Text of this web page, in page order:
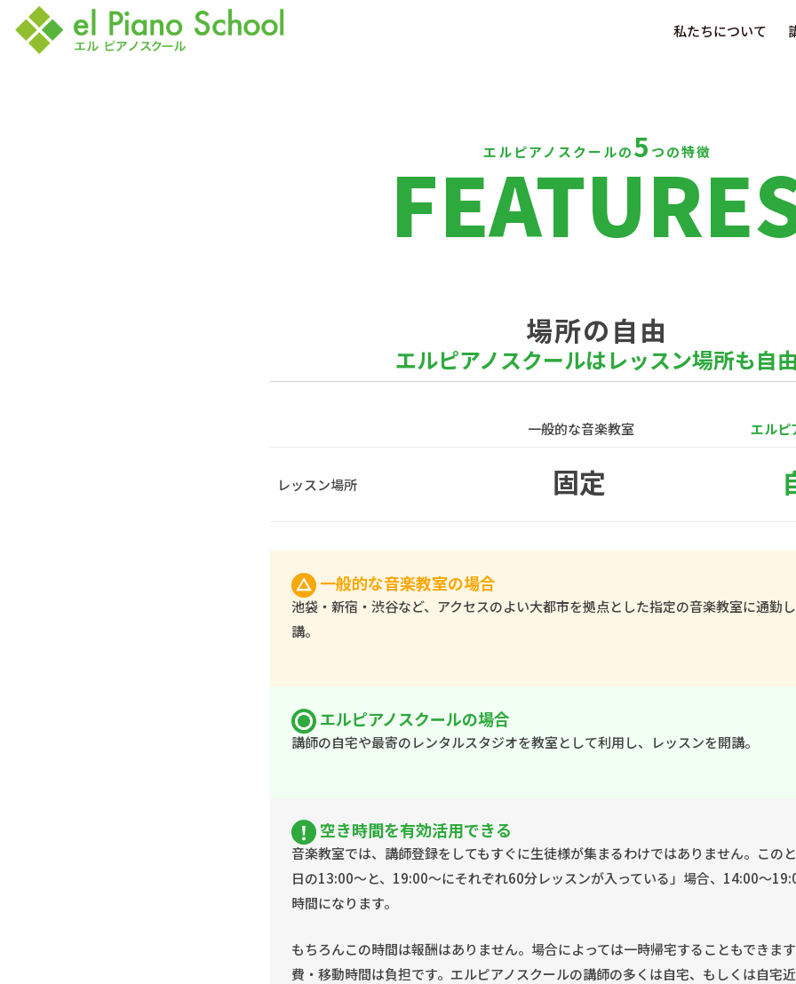
私たちについて
エルピアノスクールの5 つの特徴
場所の自由
エルピアノスクールはレッスン場所も自
一般的な音楽教室 エルピ
レッスン場所 固定
一般的な音楽教室の場合
池袋・新宿・渋谷など、アクセスのよい大都市を拠点とした指定の音楽教室に通勤
講。
エルピアノスクールの場合
講師の自宅や最寄のレンタルスタジオを教室として利用し、レッスンを開講。
空き時間を有効活用できる
音楽教室では、講師登録をしてもすぐに生徒様が集まるわけではありません。この
日の13:00〜と、19:00〜にそれぞれ60分レッスンが入っている」場合、14:00〜
時間になります。
もちろんこの時間は報酬はありません。場合によっては一時帰宅することもできま
費・移動時間は負担です。エルピアノスクールの講師の多くは自宅、もしくは自宅